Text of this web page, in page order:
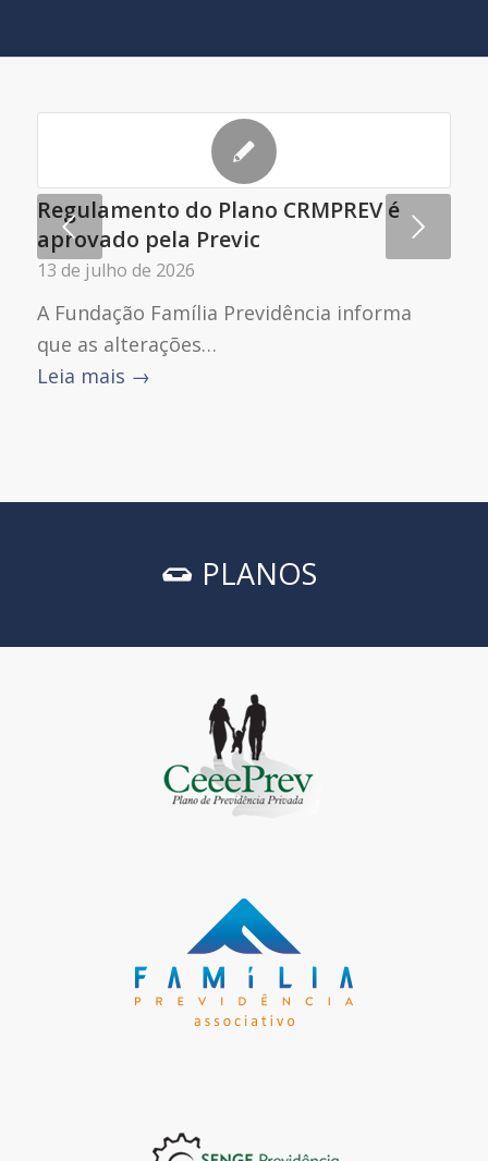
Regulamento do Plano CRMPREV é
aprovado pela Previc
13 de julho de 2026
A Fundação Família Previdência informa
que as alterações…
Leia mais →
Próximo
PLANOS